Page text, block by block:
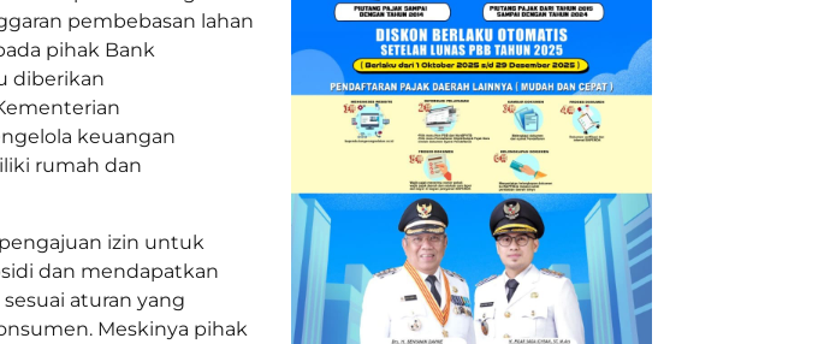
pembebasan lahan
pihak Bank
diberikan
keuangan
rumah dan
izin untuk
dan mendapatkan
aturan yang
Meskinya pihak